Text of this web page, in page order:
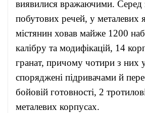
виявилися вражаючими. Серед
побутових речей, у металевих
містянин ховав майже 1200
калібру та модифікацій, 14
гранат, причому чотири з них
споряджені підривачами й
бойовій готовності, 2
металевих корпусах.